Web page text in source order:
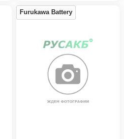
Furukawa Battery